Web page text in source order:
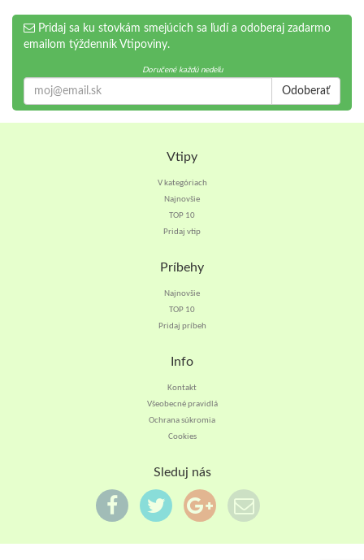
Pridaj sa ku stovkám smejúcich sa ľudí a odoberaj zadarmo
emailom týždenník Vtipoviny.
Doručené každú nedeľu
Odoberať
Vtipy
V kategóriach
Najnovšie
TOP 10
Pridaj vtip
Príbehy
Najnovšie
TOP 10
Pridaj príbeh
Info
Kontakt
Všeobecné pravidlá
Ochrana súkromia
Cookies
Sleduj nás